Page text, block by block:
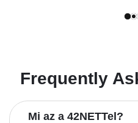
Frequently
Mi az a 42NETTel?